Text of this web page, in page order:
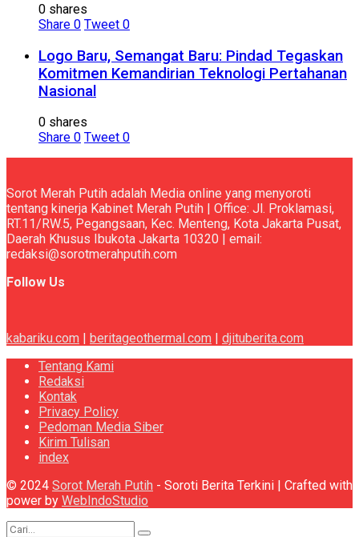
0 shares
Share 0 Tweet 0
Logo Baru, Semangat Baru: Pindad Tegaskan
Komitmen Kemandirian Teknologi Pertahanan
Nasional
0 shares
Share 0 Tweet 0
Sorot Merah Putih adalah Media online yang menyoroti
tentang kinerja Kabinet Merah Putih | Office: Jl. Proklamasi,
RT.11/RW.5, Pegangsaan, Kec. Menteng, Kota Jakarta Pusat,
Daerah Khusus Ibukota Jakarta 10320 | email:
redaksi@sorotmerahputih.com
Follow Us
kabariku.com beritageothermal.com
djituberita.com
Tentang Kami
Redaksi
Kontak
Privacy Policy
Pedoman Media Siber
Kirim Tulisan
index
© 2024 Sorot Merah Putih - Soroti Berita Terkini | Crafted with
power by WebIndoStudio